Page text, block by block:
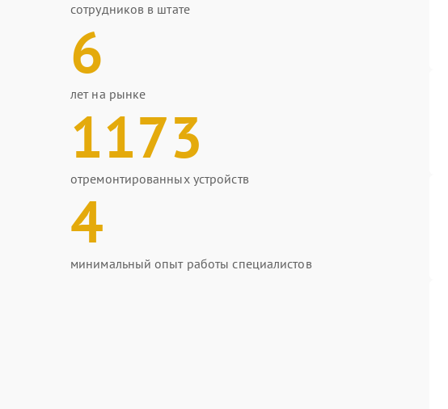
сотрудников в штате
6
лет на рынке
1173
отремонтированных устройств
4
минимальный опыт работы специалистов